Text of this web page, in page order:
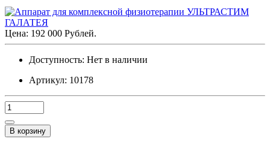
Цена: 192 000 Рублей.
Доступность: Нет в наличии
Артикул: 10178
В корзину